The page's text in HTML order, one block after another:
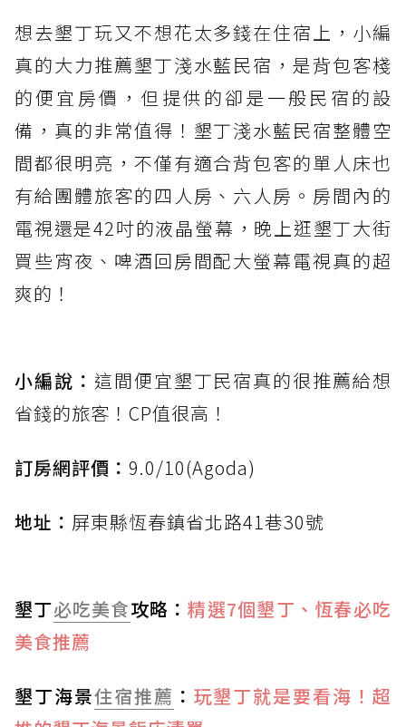
想去墾丁玩又不想花太多錢在住宿上，小編
真的大力推薦墾丁淺水藍民宿，是背包客棧
的便宜房價，但提供的卻是一般民宿的設
備，真的非常值得！墾丁淺水藍民宿整體空
間都很明亮，不僅有適合背包客的單人床也
有給團體旅客的四人房、六人房。房間內的
電視還是42吋的液晶螢幕，晚上逛墾丁大街
買些宵夜、啤酒回房間配大螢幕電視真的超
爽的！
小編說： 這間便宜墾丁民宿真的很推薦給想
省錢的旅客！CP值很高！
訂房網評價： 9.0/10(Agoda)
地址： 屏東縣恆春鎮省北路41巷30號
墾丁必吃美食攻略：精選7個墾丁、恆春必吃
美食推薦
墾丁海景住宿推薦 ： 玩墾丁就是要看海！超